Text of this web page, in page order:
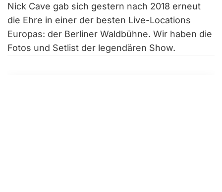
Nick Cave gab sich gestern nach 2018 erneut
die Ehre in einer der besten Live-Locations
Europas: der Berliner Waldbühne. Wir haben die
Fotos und Setlist der legendären Show.